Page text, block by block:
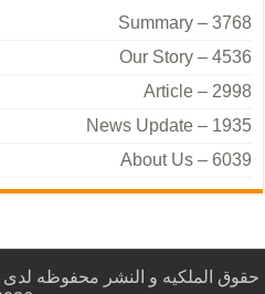
Summary – 3768
Our Story – 4536
Article – 2998
News Update – 1935
About Us – 6039
حقوق الملكيه و النشر محفوظه لدى